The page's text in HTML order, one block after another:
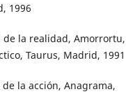
1996
de la realidad, Amorrortu,
Taurus, Madrid, 1991
la acción, Anagrama,